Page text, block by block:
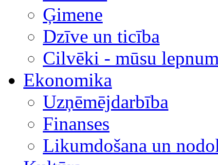
Ģimene
Dzīve un ticība
Cilvēki - mūsu
Ekonomika
Uzņēmējdarbība
Finanses
Likumdošana un